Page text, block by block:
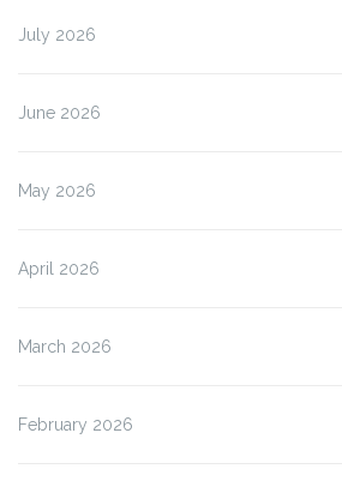
July 2026
June 2026
May 2026
April 2026
March 2026
February 2026